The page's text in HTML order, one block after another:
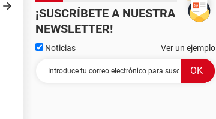
¡SUSCRÍBETE A NUESTRA
NEWSLETTER!
Noticias Ver un ejemplo